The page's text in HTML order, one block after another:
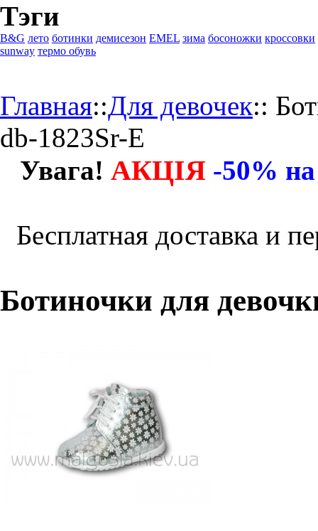
Тэги
B&G лето ботинки демисезон EMEL зима босоножки кроссовки
sunway термо обувь
Главная::Для девочек::
db-1823Sr-E
Увага! АКЦІЯ -50%
Бесплатная доставка и
Ботиночки для